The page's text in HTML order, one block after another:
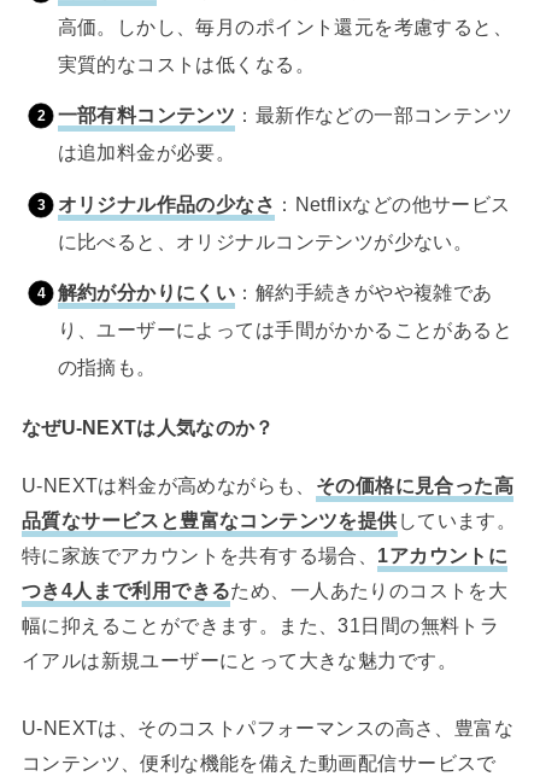
高価。しかし、毎月のポイント還元を考慮すると、
実質的なコストは低くなる。
一部有料コンテンツ ：最新作などの一部コンテンツ
は追加料金が必要。
オリジナル作品の少なさ ：Netflixなどの他サービス
に比べると、オリジナルコンテンツが少ない。
解約が分かりにくい ：解約手続きがやや複雑であ
り、ユーザーによっては手間がかかることがあると
の指摘も。
なぜU-NEXTは人気なのか？
U-NEXTは料金が高めながらも、 その価格に見合った高
品質なサービスと豊富なコンテンツを提供 しています。
特に家族でアカウントを共有する場合、 1アカウントに
つき4人まで利用できるため、一人あたりのコストを大
幅に抑えることができます。また、31日間の無料トラ
イアルは新規ユーザーにとって大きな魅力です。
U-NEXTは、そのコストパフォーマンスの高さ、豊富な
コンテンツ、便利な機能を備えた動画配信サービスで